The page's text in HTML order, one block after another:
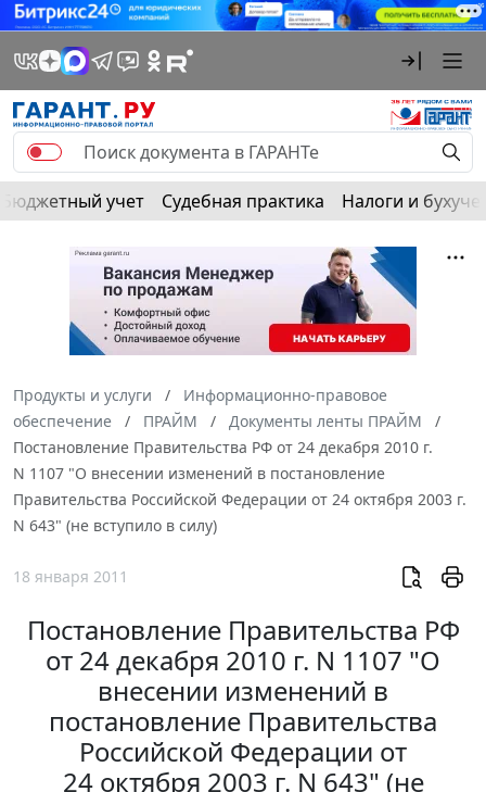
Бюджетный учет Судебная практика Налоги и
Продукты и услуги
Информационно-правовое
обеспечение
ПРАЙМ
Документы ленты ПРАЙМ
Постановление Правительства РФ от 24 декабря 2010 г.
N 1107 "О внесении изменений в постановление
Правительства Российской Федерации от 24 октября 2003 г.
N 643" (не вступило в силу)
18 января 2011
Постановление Правительства РФ
от 24 декабря 2010 г. N 1107 "О
внесении изменений в
постановление Правительства
Российской Федерации от
24 октября 2003 г. N 643" (не